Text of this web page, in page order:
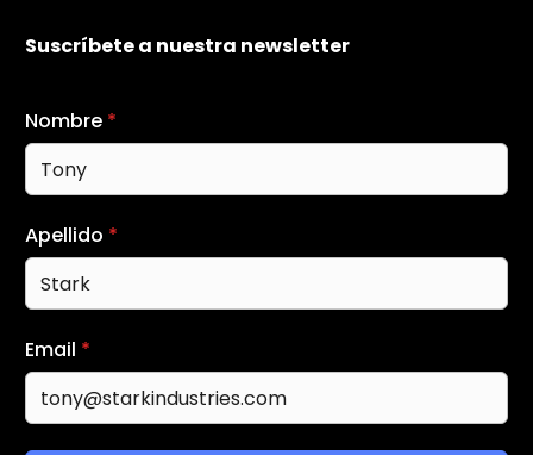
Suscríbete a nuestra newsletter
Nombre *
Apellido *
Email *